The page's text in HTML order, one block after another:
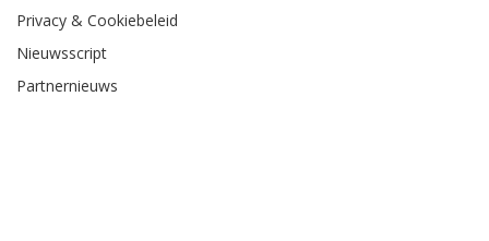
Privacy & Cookiebeleid
Nieuwsscript
Partnernieuws